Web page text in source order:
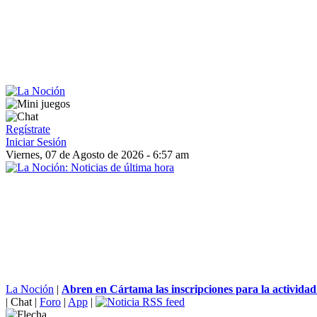
Regístrate
Iniciar Sesión
Viernes, 07 de Agosto de 2026 - 6:57 am
La Noción | Abren en Cártama las inscripciones para la
| Chat | Foro | App |